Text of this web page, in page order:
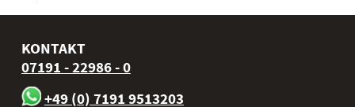
KONTAKT
07191 - 22986 - 0
+49 (0) 7191 9513203